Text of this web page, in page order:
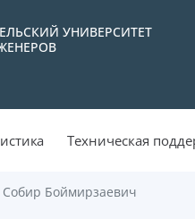
УНИВЕРСИТЕТ
Техническая
Собир Боймирзаевич